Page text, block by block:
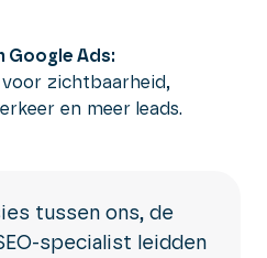
Google Ads:
zichtbaarheid,
en meer leads.
tussen ons, de
specialist leidden